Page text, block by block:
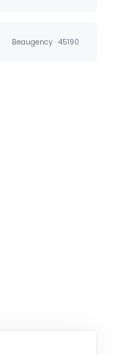
Beaugency · 45190